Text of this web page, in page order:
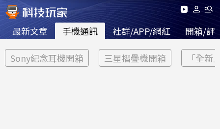
最新文章 手機通訊 社群/APP/網紅 開箱/評
Sony紀念耳機開箱 三星摺疊機開箱 「全新